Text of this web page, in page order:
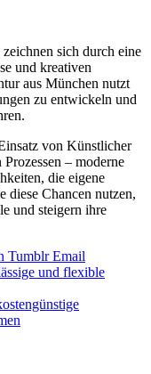
sich durch eine
und kreativen
aus München nutzt
zu entwickeln und
von Künstlicher
– moderne
die eigene
diese Chancen nutzen,
und steigern ihre
Tumblr Email
und flexible